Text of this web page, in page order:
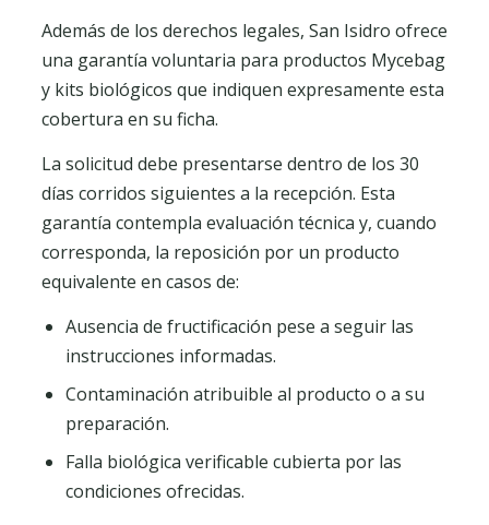
Además de los derechos legales, San Isidro ofrece
una garantía voluntaria para productos Mycebag
y kits biológicos que indiquen expresamente esta
cobertura en su ficha.
La solicitud debe presentarse dentro de los 30
días corridos siguientes a la recepción. Esta
garantía contempla evaluación técnica y, cuando
corresponda, la reposición por un producto
equivalente en casos de:
Ausencia de fructificación pese a seguir las
instrucciones informadas.
Contaminación atribuible al producto o a su
preparación.
Falla biológica verificable cubierta por las
condiciones ofrecidas.